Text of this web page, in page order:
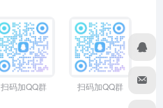
扫码加QQ群 扫码加QQ群